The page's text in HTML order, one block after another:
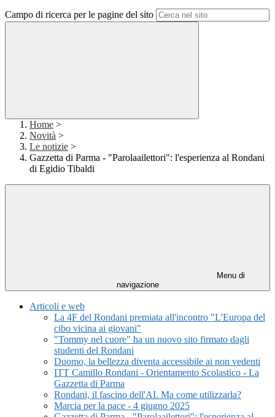
Campo di ricerca per le pagine del sito
Home >
Novità >
Le notizie >
Gazzetta di Parma - "Parolaailettori": l'esperienza al Rondani
di Egidio Tibaldi
Menu di
navigazione
Articoli e web
La 4F del Rondani premiata all'incontro "L'Europa del
cibo vicina ai giovani"
"Tommy nel cuore" ha un nuovo sito firmato dagli
studenti del Rondani
Duomo, la bellezza diventa accessibile ai non vedenti
ITT Camillo Rondani - Orientamento Scolastico - La
Gazzetta di Parma
Rondani, il fascino dell'AI. Ma come utilizzarla?
Marcia per la pace - 4 giugno 2025